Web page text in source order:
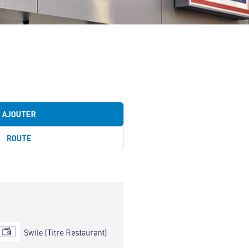
AJOUTER
ROUTE
Swile (Titre Restaurant)